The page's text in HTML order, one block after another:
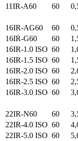
11IR-A60
60
16IR-AG60 60
16IR-G60
60
16IR-1.0 ISO 60
16IR-1.5 ISO 60
16IR-2.0 ISO 60
16IR-2.5 ISO 60
16IR-3.0 ISO 60
22IR-N60 60
22IR-4.0 ISO 60
22IR-5.0 ISO 60